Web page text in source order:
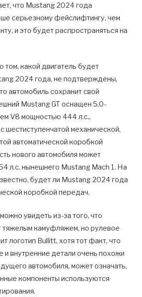
что Mustang 2024 года
серьезному фейслифтингу, чем
и это будет распространяться на
том, какой двигатель будет
2024 года, не подтверждены,
автомобиль сохранит свой
Mustang GT оснащен 5,0-
V8 мощностью 444 л.с.,
шестиступенчатой ​​механической,
​​автоматической коробкой
нового автомобиля может
л.с. нынешнего Mustang Mach 1. На
будет ли Mustang 2024 года
коробкой передач.
увидеть из-за того, что
тяжелым камуфляжем, но рулевое
логотип Bullitt, хотя тот факт, что
и внутренние детали очень похожи
автомобиля, может означать,
компоненты используются